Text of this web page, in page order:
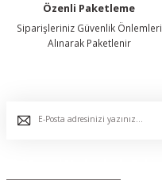
Özenli Paketleme
Siparişleriniz Güvenlik Önlemleri
Alınarak Paketlenir